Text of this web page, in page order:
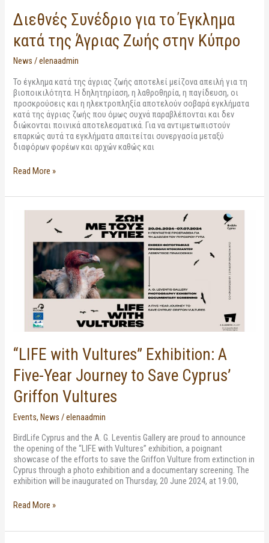
Διεθνές Συνέδριο για το Έγκλημα
κατά της Άγριας Ζωής στην Κύπρο
News /elenaadmin
Το έγκλημα κατά της άγριας ζωής αποτελεί μείζονα απειλή για τη
βιοποικιλότητα. Η δηλητηρίαση, η λαθροθηρία, η παγίδευση, οι
προσκρούσεις και η ηλεκτροπληξία αποτελούν σοβαρά εγκλήματα
κατά της άγριας ζωής που όμως συχνά παραβλέπονται και δεν
διώκονται ποινικά αποτελεσματικά. Για να αντιμετωπιστούν
επαρκώς αυτά τα εγκλήματα απαιτείται συνεργασία μεταξύ
διαφόρων φορέων και αρχών καθώς και
Read More »
“LIFE with Vultures” Exhibition: A
Five-Year Journey to Save Cyprus’
Griffon Vultures
Events,News /elenaadmin
BirdLife Cyprus and the A. G. Leventis Gallery are proud to announce
the opening of the “LIFE with Vultures” exhibition, a poignant
showcase of the efforts to save the Griffon Vulture from extinction in
Cyprus through a photo exhibition and a documentary screening. The
exhibition will be inaugurated on Thursday, 20 June 2024, at 19:00,
Exhibition:
Journey
Cyprus’
Griffon
Vultures
Read More »